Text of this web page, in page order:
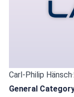
Carl-Philip Hänsch·
General